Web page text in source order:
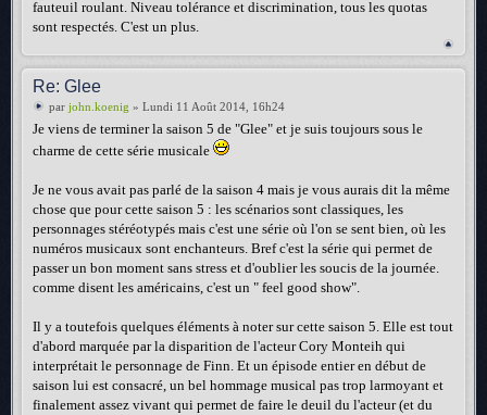
fauteuil roulant. Niveau tolérance et discrimination, tous les quotas
sont respectés. C'est un plus.
Re: Glee
par john.koenig » Lundi 11 Août 2014, 16h24
Je viens de terminer la saison 5 de "Glee" et je suis toujours sous le
charme de cette série musicale
Je ne vous avait pas parlé de la saison 4 mais je vous aurais dit la même
chose que pour cette saison 5 : les scénarios sont classiques, les
personnages stéréotypés mais c'est une série où l'on se sent bien, où les
numéros musicaux sont enchanteurs. Bref c'est la série qui permet de
passer un bon moment sans stress et d'oublier les soucis de la journée.
comme disent les américains, c'est un " feel good show".
Il y a toutefois quelques éléments à noter sur cette saison 5. Elle est tout
d'abord marquée par la disparition de l'acteur Cory Monteih qui
interprétait le personnage de Finn. Et un épisode entier en début de
saison lui est consacré, un bel hommage musical pas trop larmoyant et
finalement assez vivant qui permet de faire le deuil du l'acteur (et du